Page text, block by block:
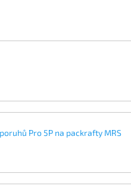
Pro 5P na packrafty MRS